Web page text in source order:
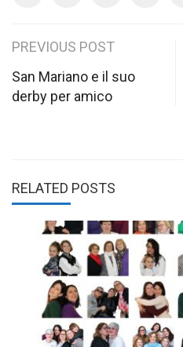
Post
navigation
PREVIOUS POST
San Mariano e il suo
derby per amico
RELATED POSTS